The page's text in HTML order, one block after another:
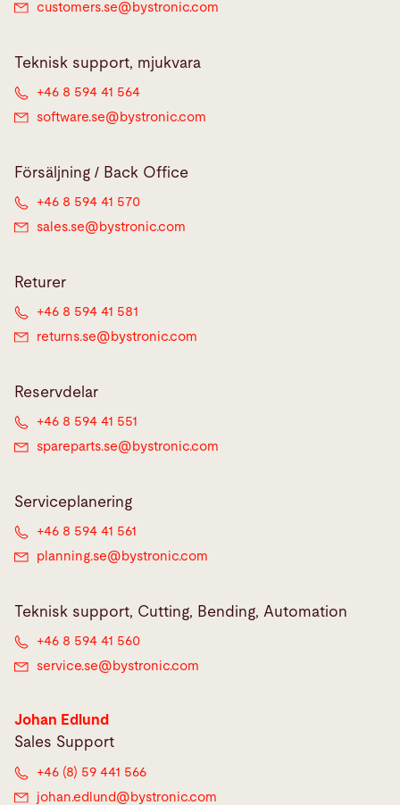
customers.se@ bystronic.com
Teknisk support, mjukvara
+46 8 594 41 564
software.se@ bystronic.com
Försäljning / Back Office
+46 8 594 41 570
sales.se@ bystronic.com
Returer
+46 8 594 41 581
returns.se@ bystronic.com
Reservdelar
+46 8 594 41 551
spareparts.se@ bystronic.com
Serviceplanering
+46 8 594 41 561
planning.se@ bystronic.com
Teknisk support, Cutting, Bending, Automation
+46 8 594 41 560
service.se@ bystronic.com
Johan Edlund
Sales Support
+46 (8) 59 441 566
johan.edlund@ bystronic.com